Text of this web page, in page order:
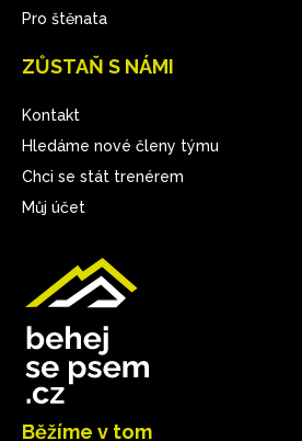
Běžíme v tom
Pro štěnata
ZŮSTAŇ S NÁMI
Kontakt
Hledáme nové členy týmu
Chci se stát trenérem
Můj účet